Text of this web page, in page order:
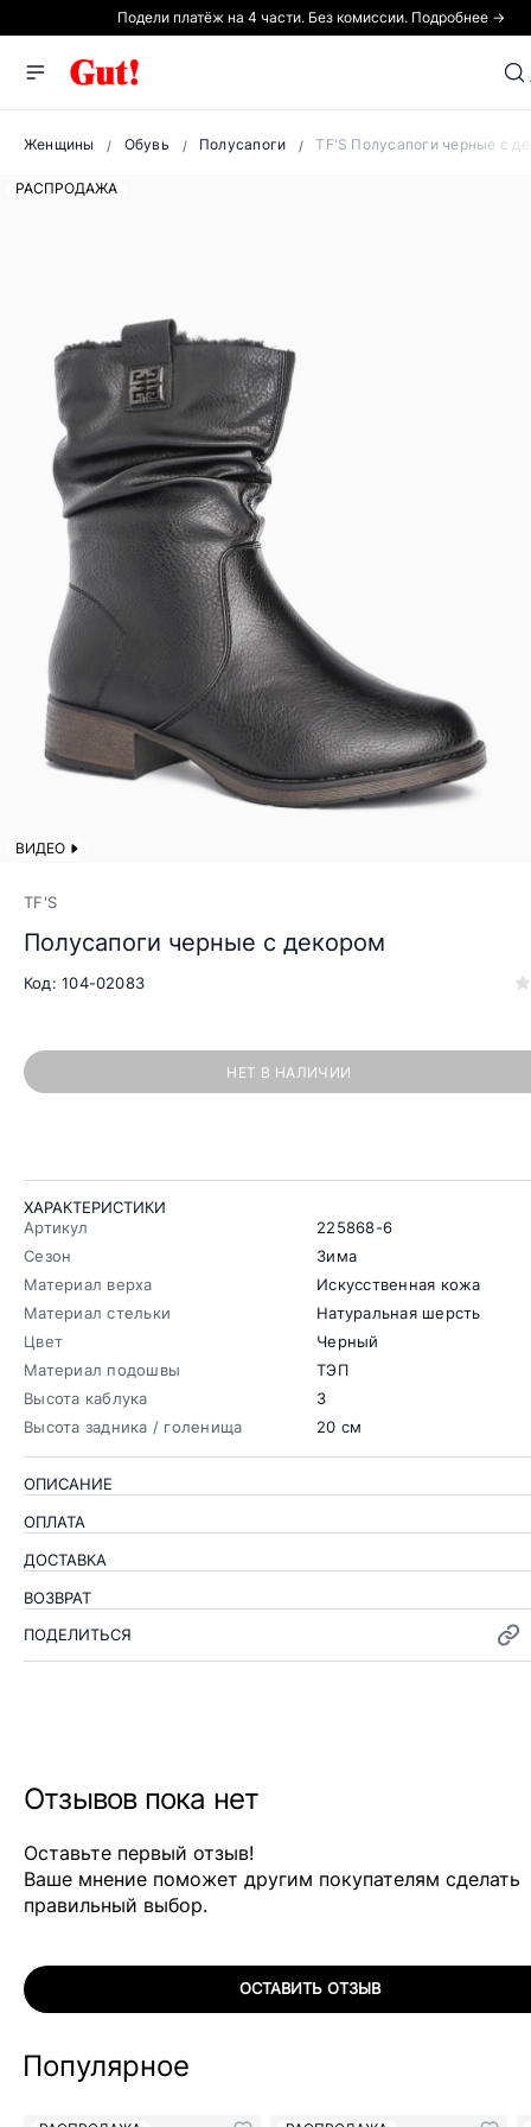
Подели платёж на 4 части. Без комиссии. Подробнее →
Женщины Обувь Полусапоги TF'S Полусапоги черные с
РАСПРОДАЖА
ВИДЕО
TF'S
Полусапоги черные с декором
Код: 104-02083
НЕТ В НАЛИЧИИ
ХАРАКТЕРИСТИКИ
Артикул
225868-6
Сезон
Зима
Материал верха
Искусственная кожа
Материал стельки
Натуральная шерсть
Цвет
Черный
Материал подошвы
ТЭП
Высота каблука
3
Высота задника / голенища
20 см
ОПИСАНИЕ
ОПЛАТА
ДОСТАВКА
ВОЗВРАТ
ПОДЕЛИТЬСЯ
Отзывов пока нет
Оставьте первый отзыв!
Ваше мнение поможет другим покупателям сделать
правильный выбор.
ОСТАВИТЬ ОТЗЫВ
Популярное